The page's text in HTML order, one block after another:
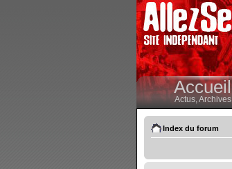
Accueil
Actus,Archives
Index du forum